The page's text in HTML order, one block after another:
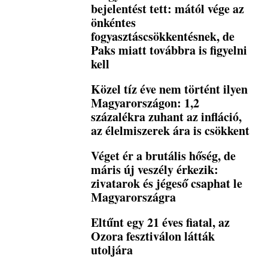
bejelentést tett: mától vége az
önkéntes
fogyasztáscsökkentésnek, de
Paks miatt továbbra is figyelni
kell
Közel tíz éve nem történt ilyen
Magyarországon: 1,2
százalékra zuhant az infláció,
az élelmiszerek ára is csökkent
Véget ér a brutális hőség, de
máris új veszély érkezik:
zivatarok és jégeső csaphat le
Magyarországra
Eltűnt egy 21 éves fiatal, az
Ozora fesztiválon látták
utoljára